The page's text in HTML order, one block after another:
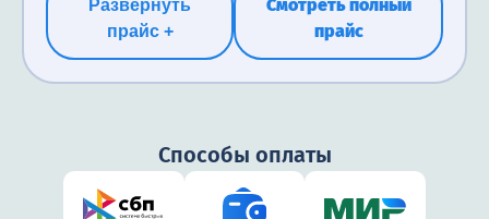
Развернуть
прайс +
Смотреть полный
прайс
Способы оплаты